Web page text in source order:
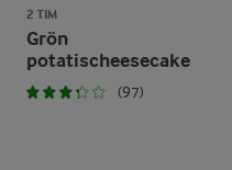
2 TIM
Grön
potatischeesecake
(97)